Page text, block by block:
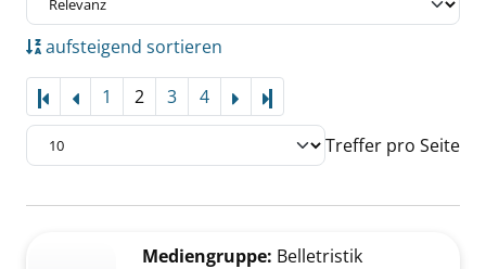
aufsteigend sortieren
1 2 3 4
Treffer pro Seite
Zu den Suchfiltern springen
Mediengruppe: Belletristik